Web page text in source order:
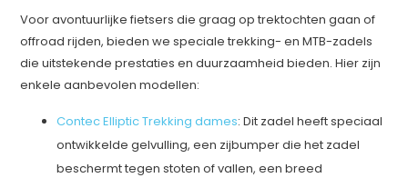
Voor avontuurlijke fietsers die graag op trektochten gaan of
offroad rijden, bieden we speciale trekking- en MTB-zadels
die uitstekende prestaties en duurzaamheid bieden. Hier zijn
enkele aanbevolen modellen:
Contec Elliptic Trekking dames: Dit zadel heeft speciaal
ontwikkelde gelvulling, een zijbumper die het zadel
beschermt tegen stoten of vallen, een breed